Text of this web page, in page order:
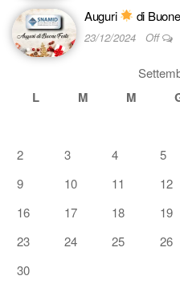
Auguri di
23/12/2024 Off
L M M
2
3 4 5
9
10 11 12
16
17 18 19
23
24 25 26
30